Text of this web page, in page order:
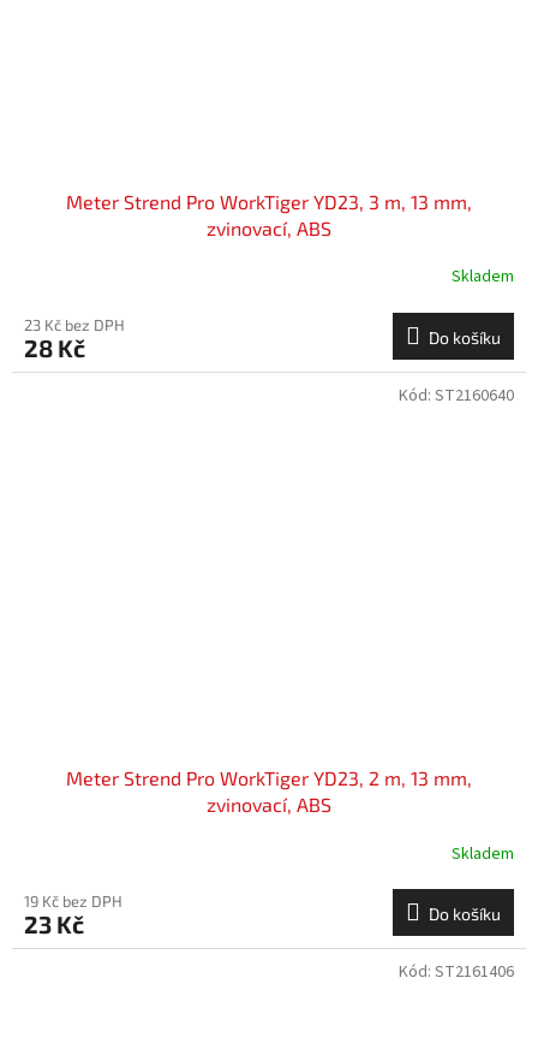
Meter Strend Pro WorkTiger YD23, 3 m, 13 mm,
zvinovací, ABS
Skladem
23 Kč bez DPH
28 Kč Do košíku
Meter Strend Pro WorkTiger YD23, 2 m, 13 mm,
zvinovací, ABS
Skladem
19 Kč bez DPH
23 Kč Do košíku
Kód: ST2160640
Kód: ST2161406